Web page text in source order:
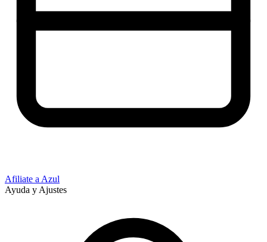
Afiliate a Azul
Ayuda y Ajustes